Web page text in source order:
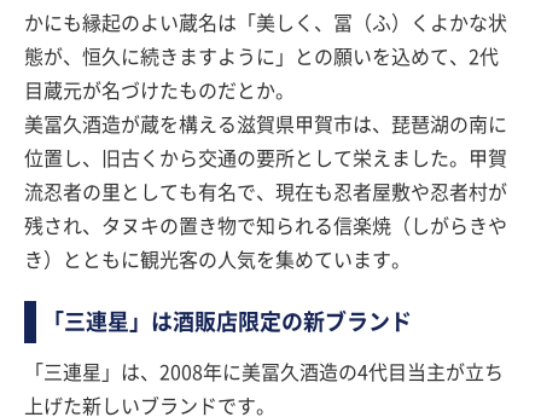
かにも縁起のよい蔵名は「美しく、冨（ふ）くよかな状
態が、恒久に続きますように」との願いを込めて、2代
目蔵元が名づけたものだとか。
美冨久酒造が蔵を構える滋賀県甲賀市は、琵琶湖の南に
位置し、旧古くから交通の要所として栄えました。甲賀
流忍者の里としても有名で、現在も忍者屋敷や忍者村が
残され、タヌキの置き物で知られる信楽焼（しがらきや
き）とともに観光客の人気を集めています。
「三連星」は酒販店限定の新ブランド
「三連星」は、2008年に美冨久酒造の4代目当主が立ち
上げた新しいブランドです。